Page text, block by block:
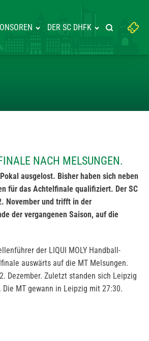
DER SC DHFK
Suchbegriff
eingeben:
Suche
NACH MELSUNGEN.
ausgelost. Bisher haben sich neben
für das Achtelfinale qualifiziert. Der SC
November und trifft in der
der vergangenen Saison, auf die
der LIQUI MOLY Handball-
auswärts auf die MT Melsungen.
Dezember. Zuletzt standen sich Leipzig
MT gewann in Leipzig mit 27:30.